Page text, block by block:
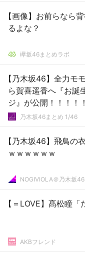
【画像】お前らなら
るよな？
欅坂46まとめラボ
【乃木坂46】全力モ
ら賀喜遥香へ『お誕
ジ』が公開！！！！
乃木坂46まとめ 1/46
【乃木坂46】飛鳥の
ｗｗｗｗｗｗ
NOGIVIOLA＠乃木坂
【＝LOVE】髙松瞳「
AKBフレンド